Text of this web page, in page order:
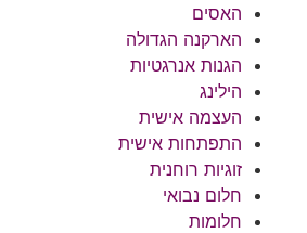
האסים
הארקנה הגדולה
הגנות אנרגטיות
הילינג
העצמה אישית
התפתחות אישית
זוגיות רוחנית
חלום נבואי
חלומות